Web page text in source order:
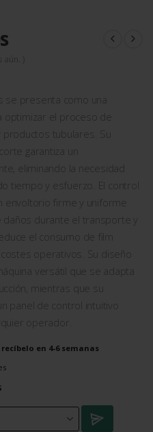
se presenta como una
optimizar el proceso de
productos tubulares. Su
garantiza un
eliminando la necesidad
tiempo y esfuerzo. El control
firme y uniforme
durante el transporte y
el consumo de film
operativos. Su diseño
versátil que se adapta
mientras que su
panel de control intuitivo
operador.
en 4-6 semanas